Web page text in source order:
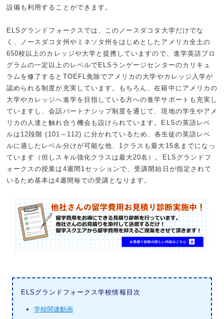
設備も利用することができます。
ELSグランドフォークスでは、このノースダコタ大学だけでな
く、ノースダコタ州やミネソタ州をはじめとしたアメリカ全土の
650校以上のカレッジや大学と提携していますので、進学英語プロ
グラムの一定以上のレベルでELSランゲージセンターのカリキュ
ラムを修了するとTOEFL免除でアメリカの大学やカレッジ入学が
認められる制度が充実しています。もちろん、在籍中にアメリカの
大学やカレッジへ進学を目指している方への進学サポートも充実し
ていますし、会話パートナシップ制度を通じて、現地の学生やアメ
リカの人達と触れ合う機会も設けられています。ELSの英語レベ
ルは12段階 (101～112) に分かれているため、各生徒の英語レベ
ルに適したレベル分けが可能な他、1クラスも最大15名までになっ
ています（但しスキル強化クラスは最大20名）。ELSグランドフ
ォークスの授業は4週間1セッションで、受講開始日が指定されて
いるため基本は4週間毎での受講となります。
ELSグランドフォークス学校情報目次
学校関連動画